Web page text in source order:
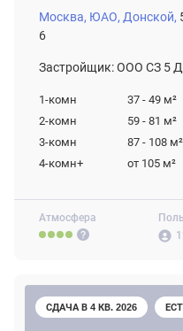
Атмосфера
Москва, ЮАО, Донской,
6
Застройщик: ООО СЗ 5
1-комн 37 - 49 м²
2-комн
59 - 81 м²
3-комн
87 - 108 м²
4-комн+
от 105 м²
СДАЧА В 4 КВ. 2026